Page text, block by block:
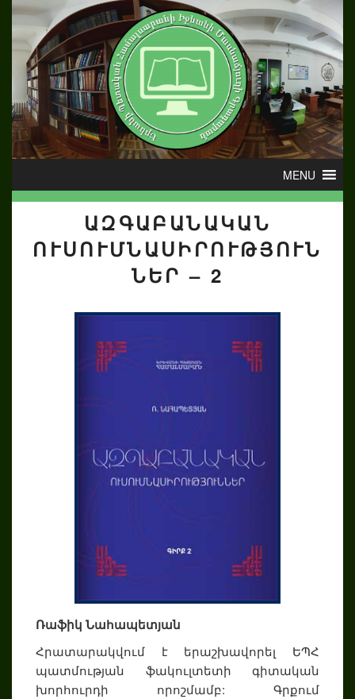
ԱԶԳԱԲԱՆԱԿԱՆ
ՈՒՍՈՒՄՆԱՍԻՐՈՒԹՅՈՒՆ
ՆԵՐ – 2
Ռաֆիկ Նահապետյան
Հրատարակվում է երաշխավորել ԵՊՀ
պատմության ֆակուլտետի գիտական
խորհուրդի որոշմամբ: Գրքում